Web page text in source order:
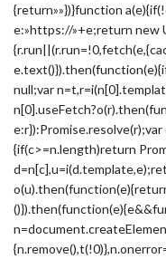
{return»»})}function
e:»https://»+e;return new
null;var
{if(c>=n.length)return